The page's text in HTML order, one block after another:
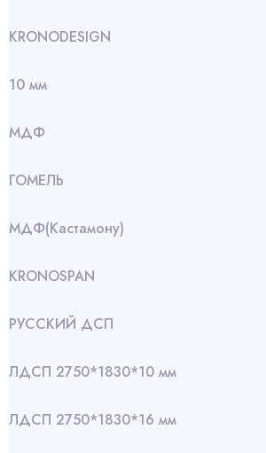
KRONODESIGN
10 мм
МДФ
ГОМЕЛЬ
МДФ(Кастамону)
KRONOSPAN
РУССКИЙ ДСП
ЛДСП 2750*1830*10 мм
ЛДСП 2750*1830*16 мм